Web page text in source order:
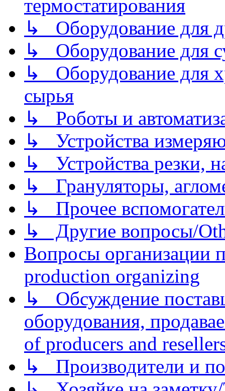
термостатирования
↳ Оборудование для
↳ Оборудование для
↳ Оборудование для
сырья
↳ Роботы и
↳ Устройства
↳ Устройства резки,
↳ Грануляторы,
↳ Прочее
↳ Другие вопросы/
Вопросы организации
production organizing
↳ Обсуждение
оборудования,
of producers and
↳ Производители и